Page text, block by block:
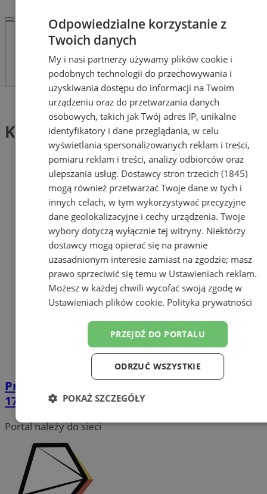
Tag: KDP
KDP (1)
Przed nami II Śląski Protest – "Stop KDP
170/CPK" przez Śląsk!
Portal należy do sieci
Odpowiedzialne korzystanie z
Twoich danych
My i nasi partnerzy używamy plików cookie i
podobnych technologii do przechowywania i
uzyskiwania dostępu do informacji na Twoim
urządzeniu oraz do przetwarzania danych
osobowych, takich jak Twój adres IP, unikalne
identyfikatory i dane przeglądania, w celu
wyświetlania spersonalizowanych reklam i treści,
pomiaru reklam i treści, analizy odbiorców oraz
ulepszania usług. Dostawcy stron trzecich (1845)
mogą również przetwarzać Twoje dane w tych i
innych celach, w tym wykorzystywać precyzyjne
dane geolokalizacyjne i cechy urządzenia. Twoje
wybory dotyczą wyłącznie tej witryny. Niektórzy
dostawcy mogą opierać się na prawnie
uzasadnionym interesie zamiast na zgodzie; masz
prawo sprzeciwić się temu w Ustawieniach reklam.
Możesz w każdej chwili wycofać swoją zgodę w
Ustawieniach plików cookie. Polityka prywatności
PRZEJDŹ DO PORTALU
ODRZUĆ WSZYSTKIE
POKAŻ SZCZEGÓŁY
Niezbędne Wydajność Targetowanie
Funkcjonalność